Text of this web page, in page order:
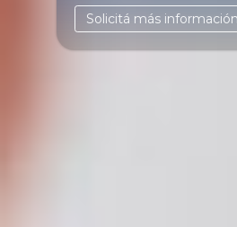
Solicitá más información